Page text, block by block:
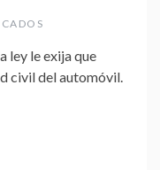
ley le exija que
civil del automóvil.